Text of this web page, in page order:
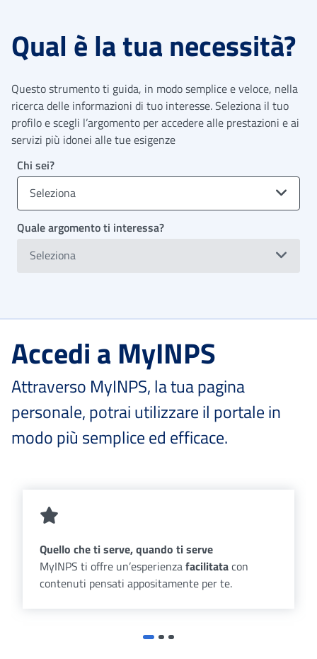
Qual è la tua necessità?
Questo strumento ti guida, in modo semplice e veloce, nella
ricerca delle informazioni di tuo interesse. Seleziona il tuo
profilo e scegli l’argomento per accedere alle prestazioni e ai
servizi più idonei alle tue esigenze
Chi sei?
Seleziona
Quale argomento ti interessa?
Seleziona
Accedi a MyINPS
Attraverso MyINPS, la tua pagina
personale, potrai utilizzare il portale in
modo più semplice ed efficace.
Quello che ti serve, quando ti serve
MyINPS ti offre un’esperienzafacilitatacon
contenuti pensati appositamente per te.